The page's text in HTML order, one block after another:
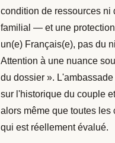
condition de ressources ni
familial — et une
un(e) Français(e), pas du
Attention à une nuance
du dossier ».
sur l'historique du couple
alors même que toutes
qui est réellement évalué.